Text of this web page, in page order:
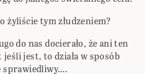
żyliście tym złudzeniem?
do nas docierało, że ani ten
jest, to działa w sposób
sprawiedliwy….